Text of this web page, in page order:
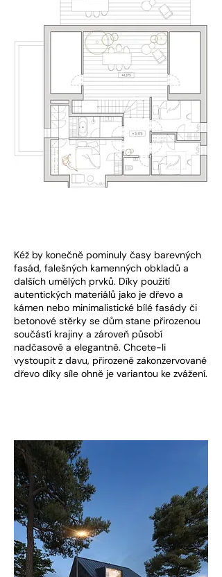
Kéž by konečně pominuly časy barevných
fasád, falešných kamenných obkladů a
dalších umělých prvků. Díky použití
autentických materiálů jako je dřevo a
kámen nebo minimalistické bílé fasády či
betonové stěrky se dům stane přirozenou
součástí krajiny a zároveň působí
nadčasově a elegantně. Chcete-li
vystoupit z davu, přirozeně zakonzervované
dřevo díky síle ohně je variantou ke zvážení.